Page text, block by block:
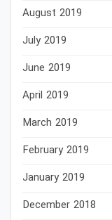
August 2019
July 2019
June 2019
April 2019
March 2019
February 2019
January 2019
December 2018